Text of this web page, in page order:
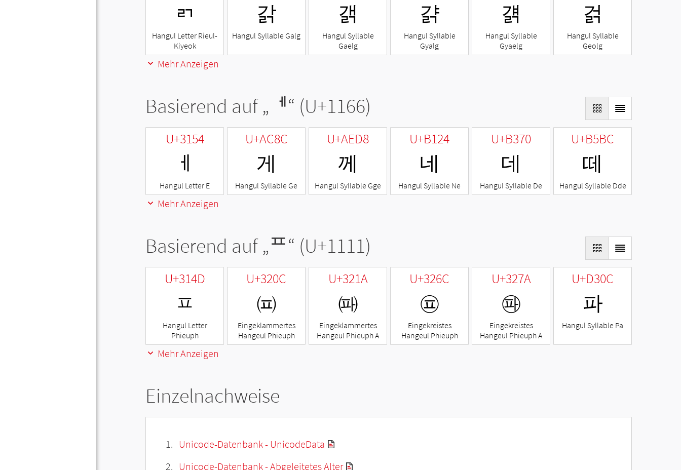
ㄺ
Hangul Letter Rieul-
Kiyeok
갉
Hangul Syllable Galg
갥
Hangul Syllable
Gaelg
걁
Hangul Syllable
Gyalg
걝
Hangul Syllable
Gyaelg
걹
Hangul Syllable
Geolg
Mehr Anzeigen
Basierend auf „ ᅦ“ (U+1166)
U+3154
ㅔ
Hangul Letter E
U+AC8C
게
Hangul Syllable Ge
U+AED8
께
Hangul Syllable Gge
U+B124
네
Hangul Syllable Ne
U+B370
데
Hangul Syllable De
U+B5BC
떼
Hangul Syllable Dde
Mehr Anzeigen
Basierend auf „ᄑ“ (U+1111)
U+314D
ㅍ
Hangul Letter
Phieuph
U+320C
㈌
Eingeklammertes
Hangeul Phieuph
U+321A
㈚
Eingeklammertes
Hangeul Phieuph A
U+326C
㉬
Eingekreistes
Hangeul Phieuph
U+327A
㉺
Eingekreistes
Hangeul Phieuph A
U+D30C
파
Hangul Syllable Pa
Mehr Anzeigen
Einzelnachweise
Unicode-Datenbank - UnicodeData
Unicode-Datenbank - Abgeleitetes Alter